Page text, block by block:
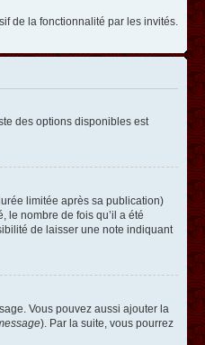
de la fonctionnalité par les invités.
des options disponibles est
limitée après sa publication)
le nombre de fois qu’il a été
de laisser une note indiquant
Vous pouvez aussi ajouter la
). Par la suite, vous pourrez